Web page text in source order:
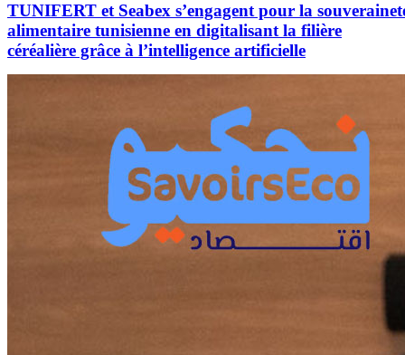
TUNIFERT et Seabex s’engagent pour la
alimentaire tunisienne en digitalisant la filière
céréalière grâce à l’intelligence artificielle